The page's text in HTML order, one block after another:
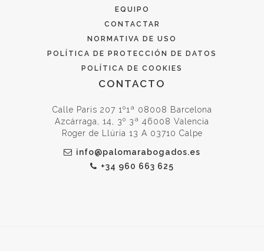
EQUIPO
CONTACTAR
NORMATIVA DE USO
POLÍTICA DE PROTECCIÓN DE DATOS
POLÍTICA DE COOKIES
CONTACTO
Calle Paris 207 1º1ª 08008 Barcelona
Azcárraga, 14, 3º 3ª 46008 Valencia
Roger de Llúria 13 A 03710 Calpe
info@palomarabogados.es
+34 960 663 625